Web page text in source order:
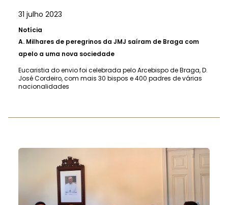
31 julho 2023
Notícia
A. Milhares de peregrinos da JMJ saíram de Braga com
apelo a uma nova sociedade
Eucaristia do envio foi celebrada pelo Arcebispo de Braga, D.
José Cordeiro, com mais 30 bispos e 400 padres de várias
nacionalidades